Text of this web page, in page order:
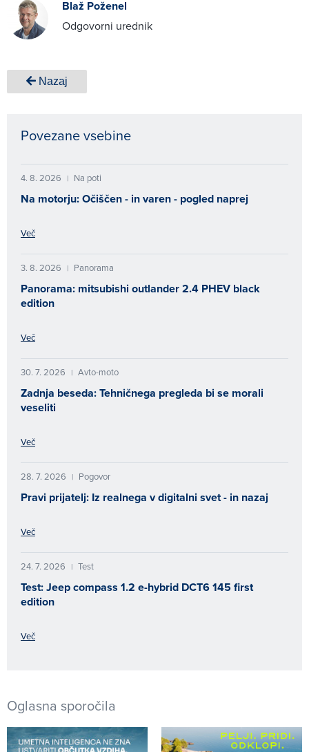
Blaž Poženel
Odgovorni urednik
Nazaj
Povezane vsebine
4. 8. 2026 | Na poti
Na motorju: Očiščen - in varen - pogled naprej
Več
3. 8. 2026 | Panorama
Panorama: mitsubishi outlander 2.4 PHEV black
edition
Več
30. 7. 2026 | Avto-moto
Zadnja beseda: Tehničnega pregleda bi se morali
veseliti
Več
28. 7. 2026 | Pogovor
Pravi prijatelj: Iz realnega v digitalni svet - in nazaj
Več
24. 7. 2026 | Test
Test: Jeep compass 1.2 e-hybrid DCT6 145 first
edition
Več
Oglasna sporočila